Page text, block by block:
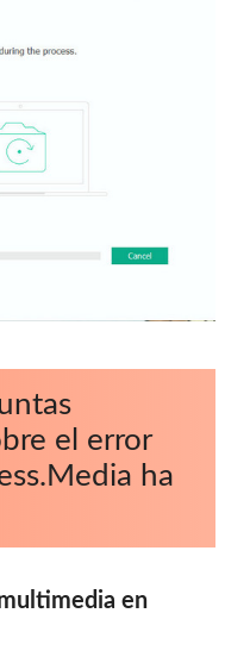
el error
ha
en